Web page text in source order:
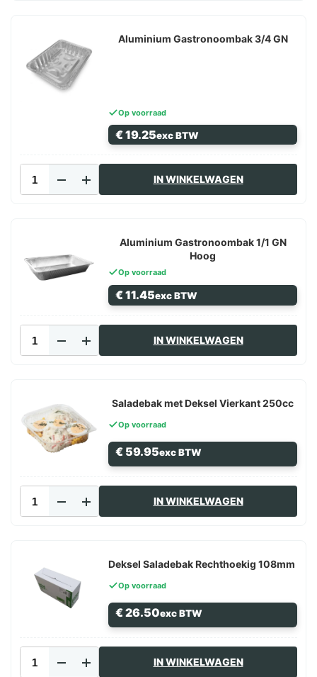
optie
kan
gekozen
worden
Aluminium Gastronoombak 3/4 GN
Op voorraad
€19.25exc BTW
Aluminium
Gastronoombak
3/4
IN WINKELWAGEN
Aluminium Gastronoombak 1/1 GN
Hoog
Op voorraad
€11.45exc BTW
Aluminium
Gastronoombak
1/1
aantal
IN WINKELWAGEN
Saladebak met Deksel Vierkant 250cc
Op voorraad
€ 59.95exc BTW
Saladebak
met
Deksel
IN WINKELWAGEN
Deksel Saladebak Rechthoekig 108mm
Op voorraad
€26.50exc BTW
Deksel
Saladebak
IN WINKELWAGEN